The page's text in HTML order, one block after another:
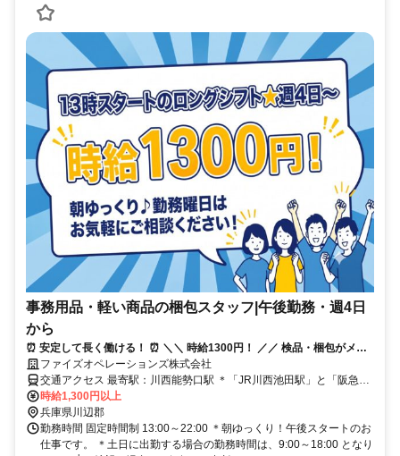
事務用品・軽い商品の梱包スタッフ|午後勤務・週4日
から
⏰️ 安定して長く働ける！ ⏰️ ＼＼ 時給1300円！ ／／ 検品・梱包がメイ
ンのかんたん軽作業！ 上場企業の物流センター♪髪色自由！
ファイズオペレーションズ株式会社
交通アクセス 最寄駅：川西能勢口駅 ＊「JR川西池田駅」と「阪急川
西能勢口駅」から送迎バスあり！ └各駅から勤務地までは送迎バスで
25分程度です。 ＊車通勤OK ＊バイク通勤OK └駐車場あり 【勤務
地】 兵庫県川辺郡猪名川町 ✅️川西市、池田市、猪名川町、尼崎市、
宝塚市、三田市、伊丹市、西宮市、豊能町、豊中市などから通勤する
時給1,300円以上
兵庫県川辺郡
勤務時間 固定時間制 13:00～22:00 ＊朝ゆっくり！午後スタートのお
仕事です。 ＊土日に出勤する場合の勤務時間は、9:00～18:00 となり